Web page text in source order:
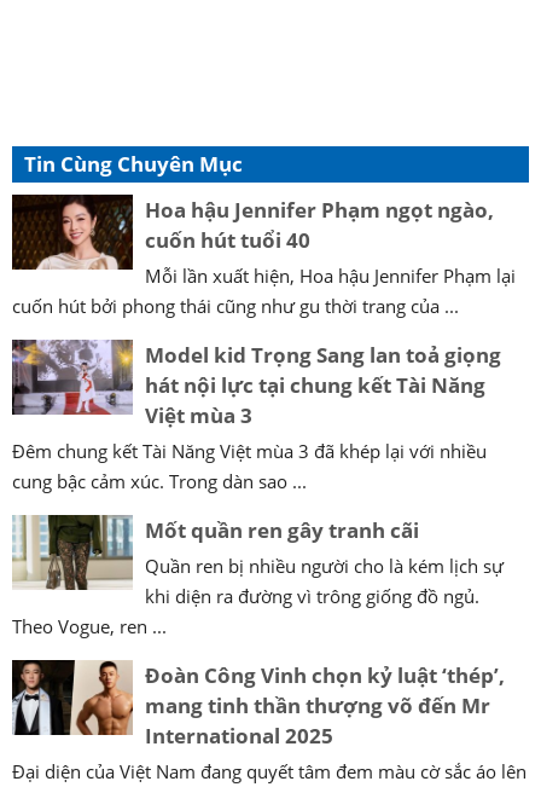
Tin Cùng Chuyên Mục
Hoa hậu Jennifer Phạm ngọt ngào,
cuốn hút tuổi 40
Mỗi lần xuất hiện, Hoa hậu Jennifer Phạm lại
cuốn hút bởi phong thái cũng như gu thời trang của ...
Model kid Trọng Sang lan toả giọng
hát nội lực tại chung kết Tài Năng
Việt mùa 3
Đêm chung kết Tài Năng Việt mùa 3 đã khép lại với nhiều
cung bậc cảm xúc. Trong dàn sao ...
Mốt quần ren gây tranh cãi
Quần ren bị nhiều người cho là kém lịch sự
khi diện ra đường vì trông giống đồ ngủ.
Theo Vogue, ren ...
Đoàn Công Vinh chọn kỷ luật ‘thép’,
mang tinh thần thượng võ đến Mr
International 2025
Đại diện của Việt Nam đang quyết tâm đem màu cờ sắc áo lên